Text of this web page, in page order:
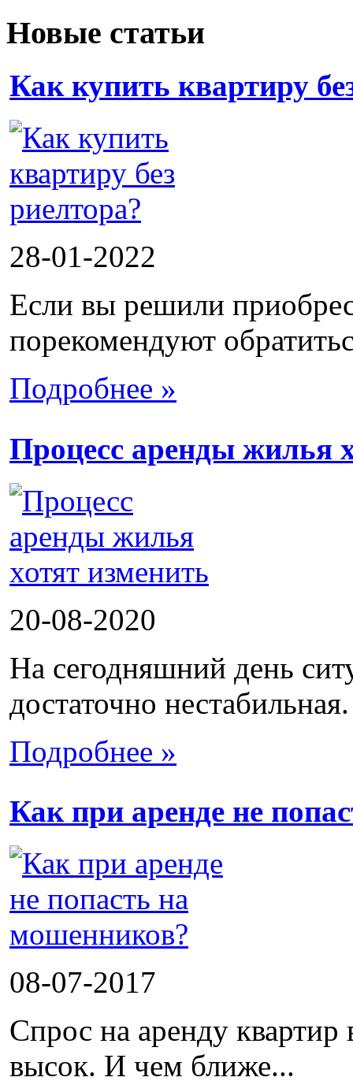
Новые статьи
Как купить квартиру
28-01-2022
Если вы решили
порекомендуют
Подробнее »
Процесс аренды жилья
20-08-2020
На сегодняшний день
достаточно
Подробнее »
Как при аренде не
08-07-2017
Спрос на аренду квартир
высок. И чем ближе...